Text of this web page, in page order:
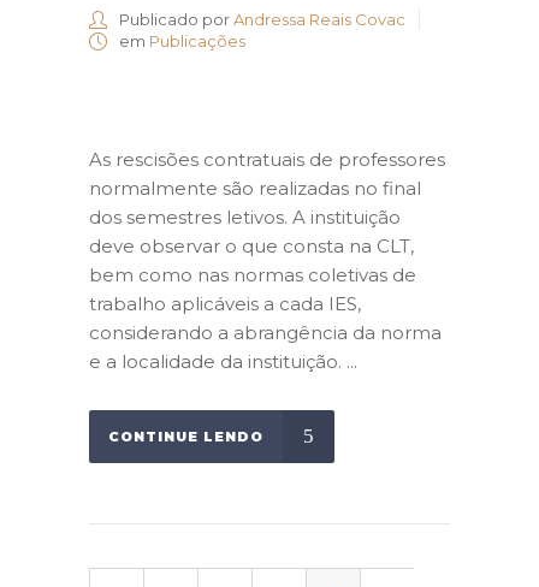
Publicado porAndressa Reais Covac
em Publicações
As rescisões contratuais de professores
normalmente são realizadas no final
dos semestres letivos. A instituição
deve observar o que consta na CLT,
bem como nas normas coletivas de
trabalho aplicáveis a cada IES,
considerando a abrangência da norma
e a localidade da instituição. ...
CONTINUE LENDO